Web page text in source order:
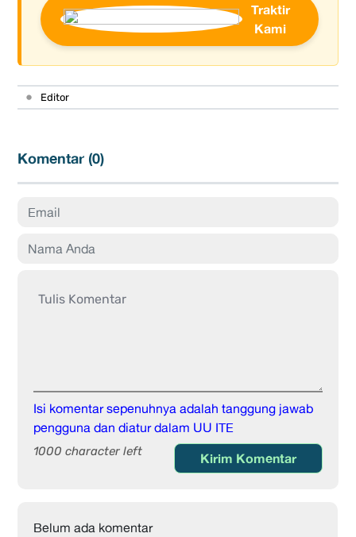
Traktir
Kami
• Editor
Komentar (0)
Isi komentar sepenuhnya adalah tanggung jawab
pengguna dan diatur dalam UU ITE
1000 character left Kirim Komentar
Belum ada komentar